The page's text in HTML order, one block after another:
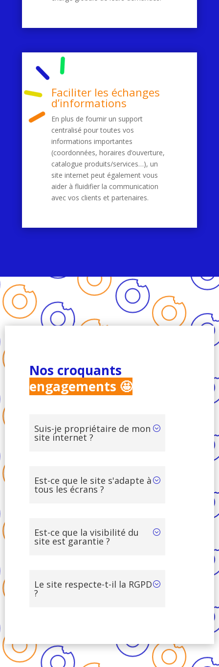
Faciliter les échanges
d’informations
En plus de fournir un support
centralisé pour toutes vos
informations importantes
(coordonnées, horaires d’ouverture,
catalogue produits/services…), un
site internet peut également vous
aider à fluidifier la communication
avec vos clients et partenaires.
Nos croquants
engagements 🤩
Suis-je propriétaire de mon
site internet ?
Est-ce que le site s'adapte à
tous les écrans ?
Est-ce que la visibilité du
site est garantie ?
Le site respecte-t-il la RGPD
?